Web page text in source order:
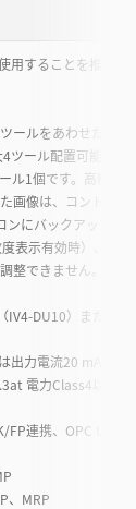
用することを推奨し
ールをあわせたツ
ツール配置可能で
ル1個です。高精度
画像は、コントロ
ンにバックアップで
表示有効時）、AI
整できません。プ
DU10）または
力電流20 mA以
電力Class4以上
連携、OPC UA
、MRP